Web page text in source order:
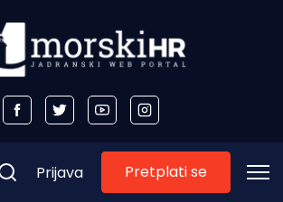
Prijava Pretplati se